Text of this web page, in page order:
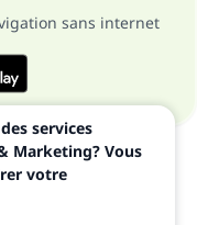
sans internet
services
Marketing? Vous
votre